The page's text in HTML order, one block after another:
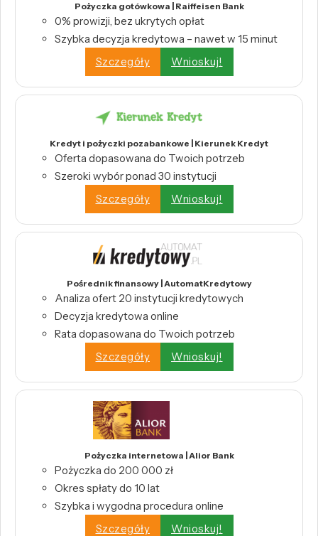
Pożyczka gotówkowa | Raiffeisen Bank
0% prowizji, bez ukrytych opłat
Szybka decyzja kredytowa – nawet w 15 minut
Szczegóły
Wnioskuj!
Kredyt i pożyczki pozabankowe | Kierunek Kredyt
Oferta dopasowana do Twoich potrzeb
Szeroki wybór ponad 30 instytucji
Szczegóły
Wnioskuj!
Pośrednik finansowy | AutomatKredytowy
Analiza ofert 20 instytucji kredytowych
Decyzja kredytowa online
Rata dopasowana do Twoich potrzeb
Szczegóły
Wnioskuj!
Pożyczka internetowa | Alior Bank
Pożyczka do 200 000 zł
Okres spłaty do 10 lat
Szybka i wygodna procedura online
Szczegóły
Wnioskuj!